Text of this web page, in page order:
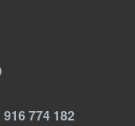
916 774 182